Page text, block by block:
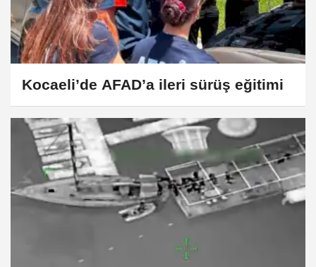
Kocaeli’de AFAD’a ileri sürüş eğitimi